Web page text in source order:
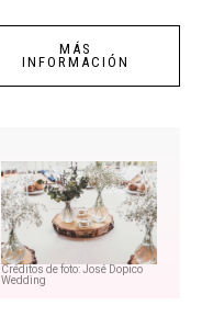
MÁS
INFORMACIÓN
Créditos de foto: José Dopico
Wedding